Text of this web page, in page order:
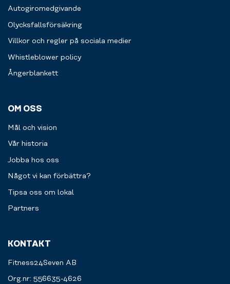
Autogiromedgivande
Olycksfallsförsäkring
Villkor och regler på sociala medier
Whistleblower policy
Ångerblankett
OM OSS
Mål och vision
Vår historia
Jobba hos oss
Något vi kan förbättra?
Tipsa oss om lokal
Partners
KONTAKT
Fitness24Seven AB
Org.nr: 556635-4626